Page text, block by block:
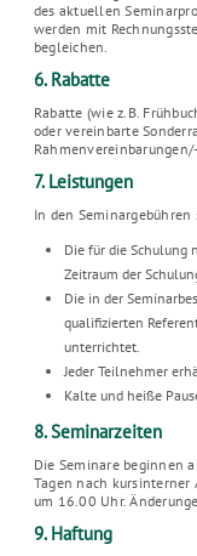
des aktuellen
werden mit
begleichen.
6. Rabatte
Rabatte (wie z.B.
oder vereinbarte
7. Leistungen
In den
Die für die Schulung
Zeitraum der
Die in der
qualifizierten
unterrichtet.
Jeder Teilnehmer
Kalte und heiße
8. Seminarzeiten
Die Seminare beginnen
Tagen nach kursinterner
um 16.00 Uhr.
9. Haftung